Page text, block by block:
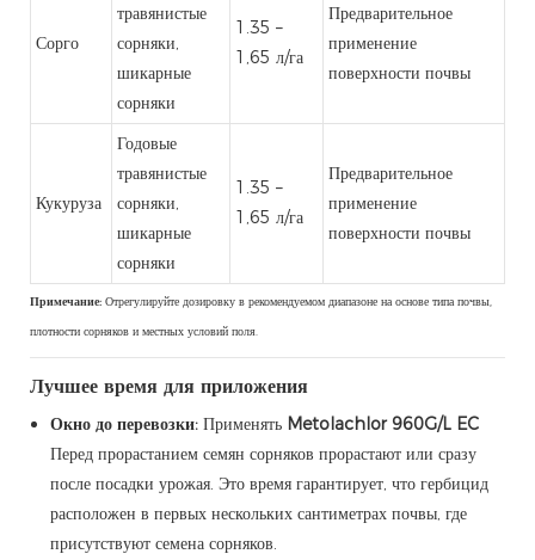
Сорго
травянистые
сорняки,
шикарные
сорняки
1.35 –
1,65 л/га
Предварительное
применение
поверхности почвы
Кукуруза
Годовые
травянистые
сорняки,
шикарные
сорняки
1.35 –
1,65 л/га
Предварительное
применение
поверхности почвы
Примечание: Отрегулируйте дозировку в рекомендуемом диапазоне на основе типа почвы,
плотности сорняков и местных условий поля.
Лучшее время для приложения
Окно до перевозки: Применять Metolachlor 960G/L EC
Перед прорастанием семян сорняков прорастают или сразу
после посадки урожая. Это время гарантирует, что гербицид
расположен в первых нескольких сантиметрах почвы, где
присутствуют семена сорняков.